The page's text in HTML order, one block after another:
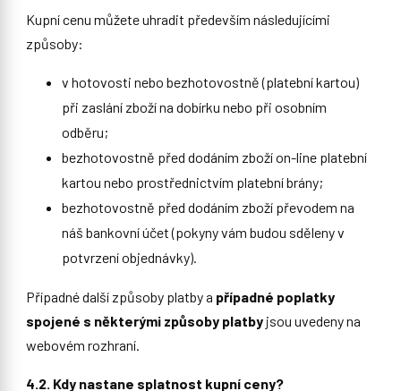
Kupní cenu můžete uhradit především následujícími
způsoby:
v hotovosti nebo bezhotovostně (platební kartou)
při zaslání zboží na dobírku nebo při osobním
odběru;
bezhotovostně před dodáním zboží on-line platební
kartou nebo prostřednictvím platební brány;
bezhotovostně před dodáním zboží převodem na
náš bankovní účet (pokyny vám budou sděleny v
potvrzení objednávky).
Případné další způsoby platby a případné poplatky
spojené s některými způsoby platby jsou uvedeny na
webovém rozhraní.
4.2. Kdy nastane splatnost kupní ceny?